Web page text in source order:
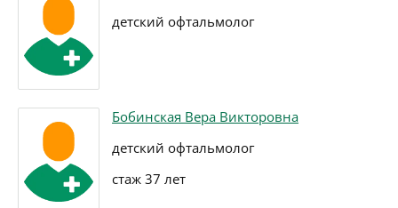
детский офтальмолог
Бобинская Вера Викторовна
детский офтальмолог
стаж 37 лет